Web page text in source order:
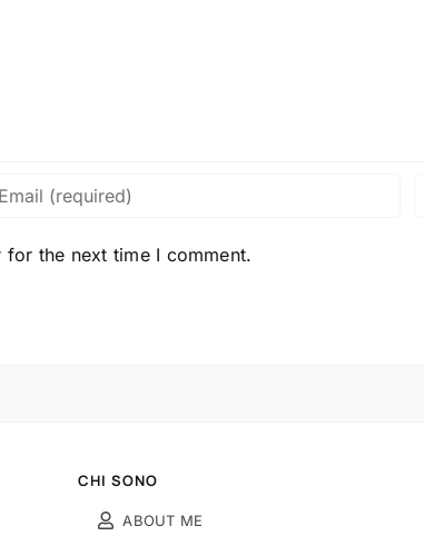
the next time I comment.
CHI SONO
ABOUT ME